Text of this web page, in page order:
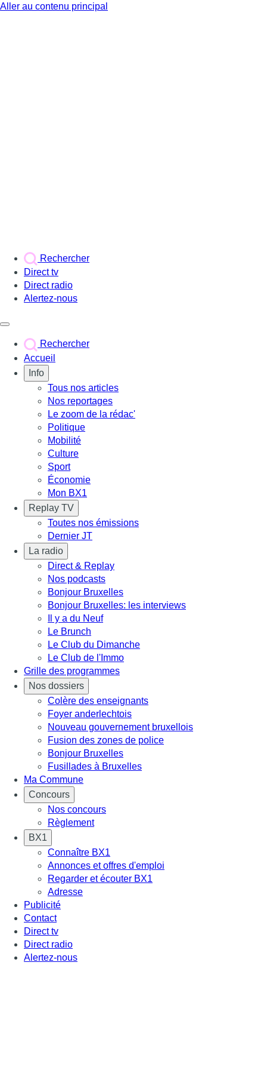
Aller au contenu principal
Rechercher
Direct tv
Direct radio
Alertez-nous
Rechercher
Accueil
Info
Tous nos articles
Nos reportages
Le zoom de la rédac'
Politique
Mobilité
Culture
Sport
Économie
Mon BX1
Replay TV
Toutes nos émissions
Dernier JT
La radio
Direct & Replay
Nos podcasts
Bonjour Bruxelles
Bonjour Bruxelles: les interviews
Il y a du Neuf
Le Brunch
Le Club du Dimanche
Le Club de l'Immo
Grille des programmes
Nos dossiers
Colère des enseignants
Foyer anderlechtois
Nouveau gouvernement bruxellois
Fusion des zones de police
Bonjour Bruxelles
Fusillades à Bruxelles
Ma Commune
Concours
Nos concours
Règlement
BX1
Connaître BX1
Annonces et offres d'emploi
Regarder et écouter BX1
Adresse
Publicité
Contact
Direct tv
Direct radio
Alertez-nous